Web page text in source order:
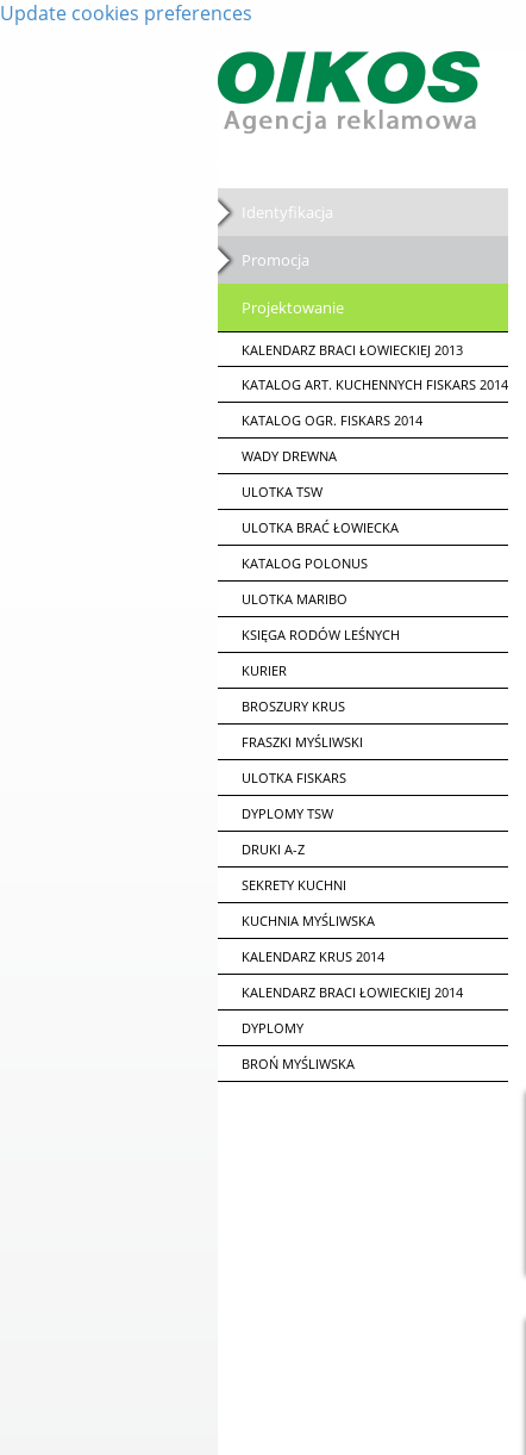
Update cookies preferences
Identyfikacja
Promocja
Projektowanie
KALENDARZ BRACI ŁOWIECKIEJ 2013
KATALOG ART. KUCHENNYCH FISKARS 2014
KATALOG OGR. FISKARS 2014
WADY DREWNA
ULOTKA TSW
ULOTKA BRAĆ ŁOWIECKA
KATALOG POLONUS
ULOTKA MARIBO
KSIĘGA RODÓW LEŚNYCH
KURIER
BROSZURY KRUS
FRASZKI MYŚLIWSKI
ULOTKA FISKARS
DYPLOMY TSW
DRUKI A-Z
SEKRETY KUCHNI
KUCHNIA MYŚLIWSKA
KALENDARZ KRUS 2014
KALENDARZ BRACI ŁOWIECKIEJ 2014
DYPLOMY
BROŃ MYŚLIWSKA